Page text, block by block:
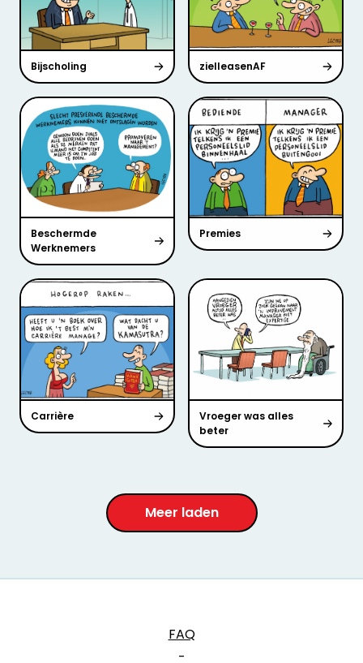
Bijscholing zielleasenAF
Beschermde
Werknemers
Premies
Carrière
Vroeger was alles
beter
Meer laden
FAQ
-